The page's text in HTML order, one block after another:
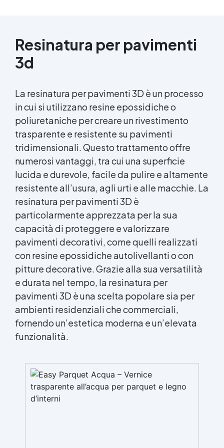
Resinatura per pavimenti
3d
La resinatura per pavimenti 3D è un processo
in cui si utilizzano resine epossidiche o
poliuretaniche per creare un rivestimento
trasparente e resistente su pavimenti
tridimensionali. Questo trattamento offre
numerosi vantaggi, tra cui una superficie
lucida e durevole, facile da pulire e altamente
resistente all’usura, agli urti e alle macchie. La
resinatura per pavimenti 3D è
particolarmente apprezzata per la sua
capacità di proteggere e valorizzare
pavimenti decorativi, come quelli realizzati
con resine epossidiche autolivellanti o con
pitture decorative. Grazie alla sua versatilità
e durata nel tempo, la resinatura per
pavimenti 3D è una scelta popolare sia per
ambienti residenziali che commerciali,
fornendo un’estetica moderna e un’elevata
funzionalità.